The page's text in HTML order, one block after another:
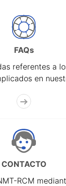
FAQs
referentes a
en
CONTACTO
RCM